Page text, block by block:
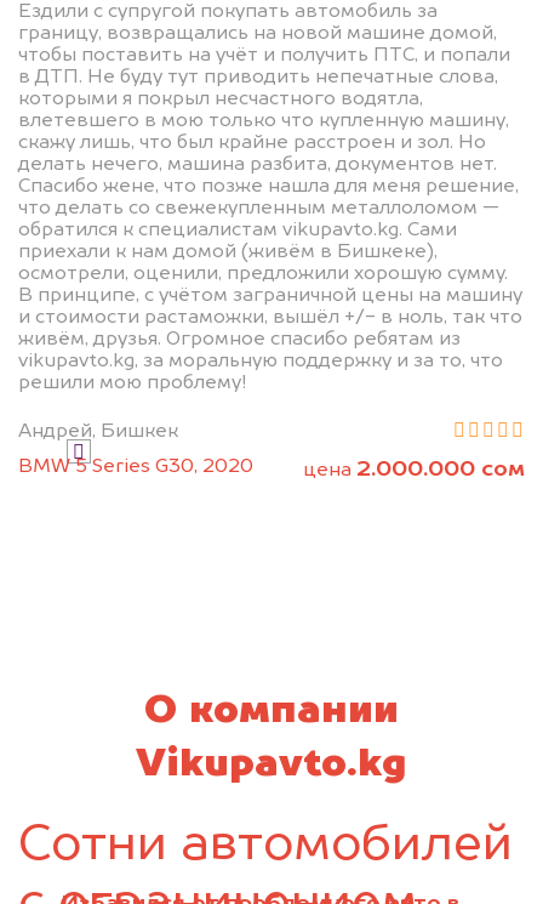
Ездили с супругой покупать автомобиль за
границу, возвращались на новой машине домой,
чтобы поставить на учёт и получить ПТС, и попали
в ДТП. Не буду тут приводить непечатные слова,
которыми я покрыл несчастного водятла,
влетевшего в мою только что купленную машину,
скажу лишь, что был крайне расстроен и зол. Но
делать нечего, машина разбита, документов нет.
Спасибо жене, что позже нашла для меня решение,
что делать со свежекупленным металлоломом —
обратился к специалистам vikupavto.kg. Сами
приехали к нам домой (живём в Бишкеке),
осмотрели, оценили, предложили хорошую сумму.
В принципе, с учётом заграничной цены на машину
и стоимости растаможки, вышёл +/- в ноль, так что
живём, друзья. Огромное спасибо ребятам из
vikupavto.kg, за моральную поддержку и за то, что
решили мою проблему!
Андрей, Бишкек
BMW 5 Series G30, 2020
цена 2.000.000 сом
ограничением регистрационных
действий.
Мы купим ваше авто на 20.000 сом
дороже, чем предлагают на
автоаукционах.
Узнать стоимость
персональных данных и соглашаюсь с
О компании
Vikupavto.kg
Сотни автомобилей